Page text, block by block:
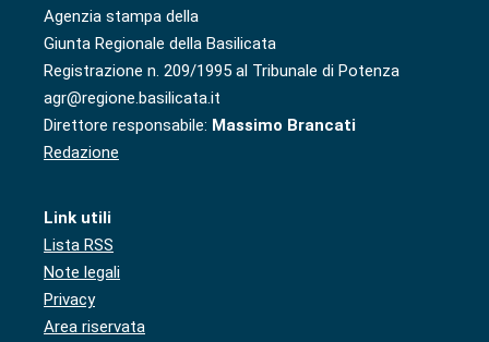
Agenzia stampa della
Giunta Regionale della Basilicata
Registrazione n. 209/1995 al Tribunale di Potenza
agr@regione.basilicata.it
Direttore responsabile: Massimo Brancati
Redazione
Link utili
Lista RSS
Note legali
Privacy
Area riservata